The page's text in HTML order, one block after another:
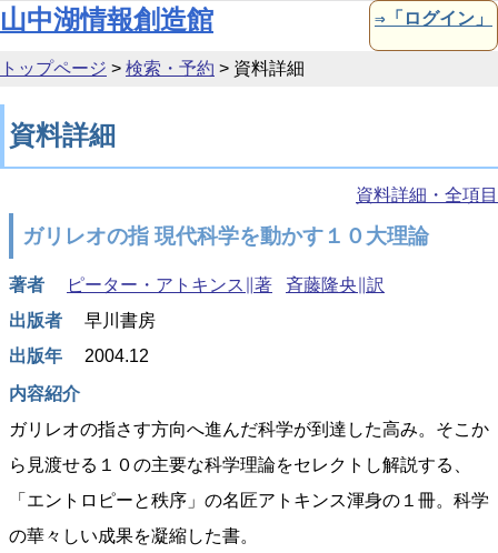
本文へ移動
山中湖情報創造館 ⇒「ログイン」
トップページ > 検索・予約 > 資料詳細
資料詳細
資料詳細・全項目
ガリレオの指 現代科学を動かす１０大理論
著者 ピーター・アトキンス∥著
斉藤隆央∥訳
出版者
早川書房
出版年
2004.12
内容紹介
ガリレオの指さす方向へ進んだ科学が到達した高み。そこか
ら見渡せる１０の主要な科学理論をセレクトし解説する、
「エントロピーと秩序」の名匠アトキンス渾身の１冊。科学
の華々しい成果を凝縮した書。